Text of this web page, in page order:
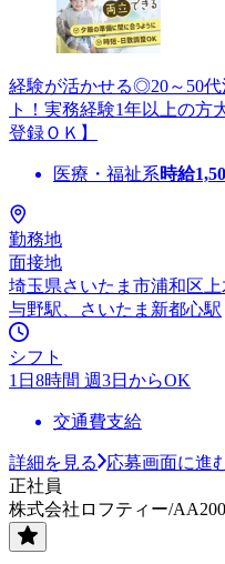
経験が活かせる◎20～50
ト！実務経験1年以上の方
登録ＯＫ】
医療・福祉系時給
勤務地
面接地
埼玉県さいたま市浦和区上
与野駅、さいたま新都心駅
シフト
1日8時間 週3日からOK
交通費支給
詳細を見る
応募画面に進
正社員
株式会社ロフティー/